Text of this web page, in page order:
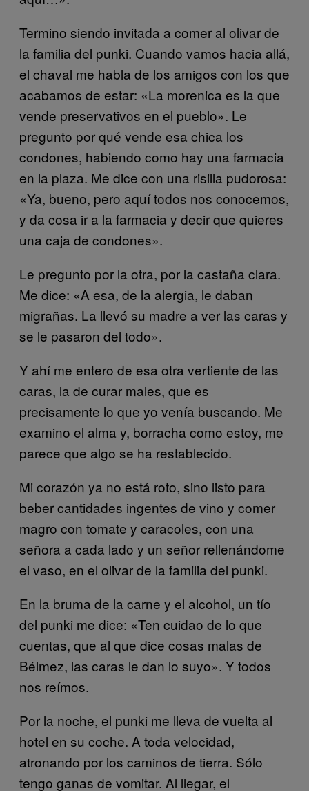
Termino siendo invitada a comer al olivar de
la familia del punki. Cuando vamos hacia allá,
el chaval me habla de los amigos con los que
acabamos de estar: «La morenica es la que
vende preservativos en el pueblo». Le
pregunto por qué vende esa chica los
condones, habiendo como hay una farmacia
en la plaza. Me dice con una risilla pudorosa:
«Ya, bueno, pero aquí todos nos conocemos,
y da cosa ir a la farmacia y decir que quieres
una caja de condones».
Le pregunto por la otra, por la castaña clara.
Me dice: «A esa, de la alergia, le daban
migrañas. La llevó su madre a ver las caras y
se le pasaron del todo».
Y ahí me entero de esa otra vertiente de las
caras, la de curar males, que es
precisamente lo que yo venía buscando. Me
examino el alma y, borracha como estoy, me
parece que algo se ha restablecido.
Mi corazón ya no está roto, sino listo para
beber cantidades ingentes de vino y comer
magro con tomate y caracoles, con una
señora a cada lado y un señor rellenándome
el vaso, en el olivar de la familia del punki.
En la bruma de la carne y el alcohol, un tío
del punki me dice: «Ten cuidao de lo que
cuentas, que al que dice cosas malas de
Bélmez, las caras le dan lo suyo». Y todos
nos reímos.
Por la noche, el punki me lleva de vuelta al
hotel en su coche. A toda velocidad,
atronando por los caminos de tierra. Sólo
tengo ganas de vomitar. Al llegar, el